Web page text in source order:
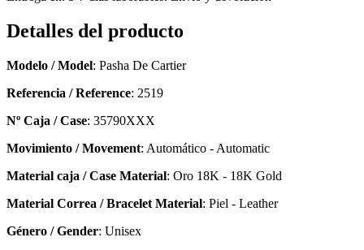
Detalles del producto
Modelo / Model: Pasha De Cartier
Referencia / Reference: 2519
Nº Caja / Case: 35790XXX
Movimiento / Movement: Automático - Automatic
Material caja / Case Material: Oro 18K - 18K Gold
Material Correa / Bracelet Material: Piel - Leather
Género / Gender: Unisex